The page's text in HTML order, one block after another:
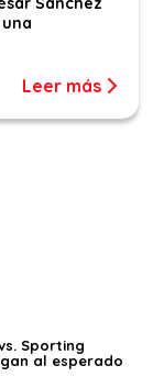
Leer más
Sporting
al esperado